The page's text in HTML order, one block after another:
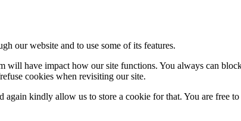
our website and to use some of its features.
will have impact how our site functions. You always can
cookies when revisiting our site.
kindly allow us to store a cookie for that. You are free